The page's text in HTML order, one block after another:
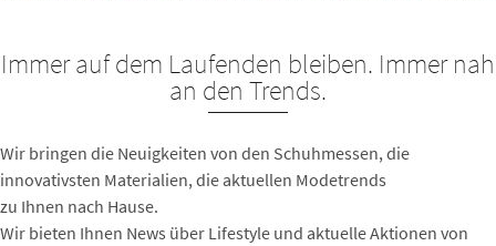
Immer auf dem Laufenden bleiben. Immer nah
an den Trends.
Wir bringen die Neuigkeiten von den Schuhmessen, die
innovativsten Materialien, die aktuellen Modetrends
zu Ihnen nach Hause.
Wir bieten Ihnen News über Lifestyle und aktuelle Aktionen von